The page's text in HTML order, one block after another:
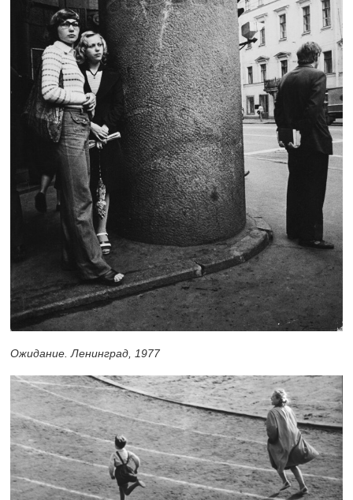
Ожидание. Ленинград, 1977